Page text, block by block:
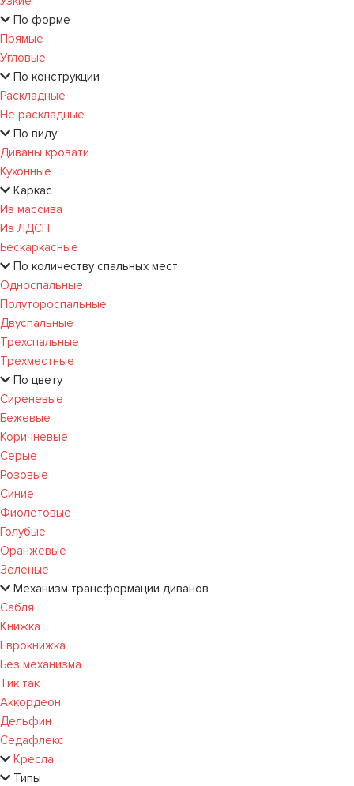
По форме
Прямые
Угловые
По конструкции
Раскладные
Не раскладные
По виду
Диваны кровати
Кухонные
Каркас
Из массива
Из ЛДСП
Бескаркасные
По количеству спальных мест
Односпальные
Полутороспальные
Двуспальные
Трехспальные
Трехместные
По цвету
Сиреневые
Бежевые
Коричневые
Серые
Розовые
Синие
Фиолетовые
Голубые
Оранжевые
Зеленые
Механизм трансформации диванов
Сабля
Книжка
Еврокнижка
Без механизма
Тик так
Аккордеон
Дельфин
Седафлекс
Кресла
Типы